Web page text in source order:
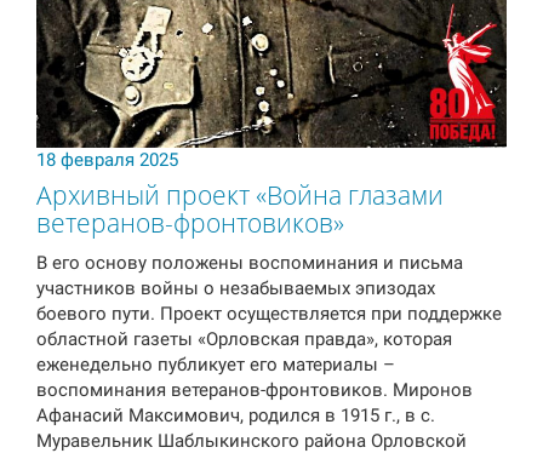
18 февраля 2025
Архивный проект «Война глазами
ветеранов-фронтовиков»
В его основу положены воспоминания и письма
участников войны о незабываемых эпизодах
боевого пути. Проект осуществляется при поддержке
областной газеты «Орловская правда», которая
еженедельно публикует его материалы –
воспоминания ветеранов-фронтовиков. Миронов
Афанасий Максимович, родился в 1915 г., в с.
Муравельник Шаблыкинского района Орловской